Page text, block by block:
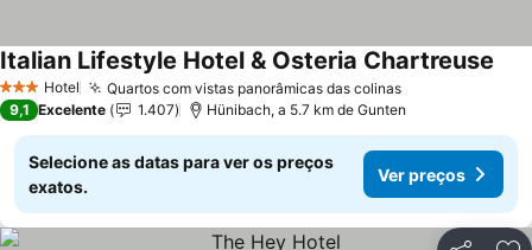
3 EstrelasHotel Quartos com vistas panorâmicas das colinas
Italian Lifestyle Hotel & Osteria Chartreuse
9,1 Excelente 1.407 Hünibach, a 5.7 km de Gunten
Selecione as datas para ver os preços
exatos.
Ver preços